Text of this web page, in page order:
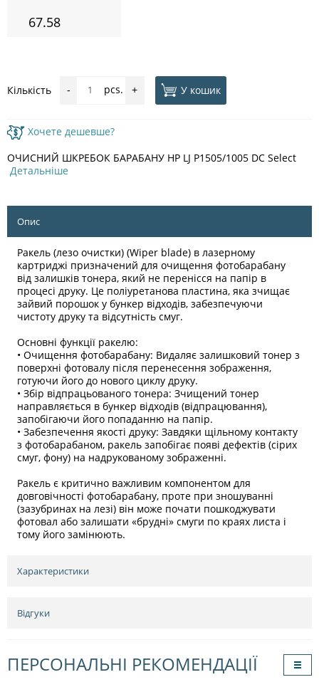
67.58
Кількість - pcs. + У кошик
Хочете дешевше?
ОЧИСНИЙ ШКРЕБОК БАРАБАНУ HP LJ P1505/1005 DC Select
Детальніше
Опис
Ракель (лезо очистки) (Wiper blade) в лазерному
картриджі призначений для очищення фотобарабану
від залишків тонера, який не перенісся на папір в
процесі друку. Це поліуретанова пластина, яка зчищає
зайвий порошок у бункер відходів, забезпечуючи
чистоту друку та відсутність смуг.
Основні функції ракелю:
• Очищення фотобарабану: Видаляє залишковий тонер з
поверхні фотовалу після перенесення зображення,
готуючи його до нового циклу друку.
• Збір відпрацьованого тонера: Зчищений тонер
направляється в бункер відходів (відпрацювання),
запобігаючи його попаданню на папір.
• Забезпечення якості друку: Завдяки щільному контакту
з фотобарабаном, ракель запобігає появі дефектів (сірих
смуг, фону) на надрукованому зображенні.
Ракель є критично важливим компонентом для
довговічності фотобарабану, проте при зношуванні
(зазубринах на лезі) він може почати пошкоджувати
фотовал або залишати «брудні» смуги по краях листа і
тому його замінюють.
Характеристики
Відгуки
ПЕРСОНАЛЬНІ РЕКОМЕНДАЦІЇ